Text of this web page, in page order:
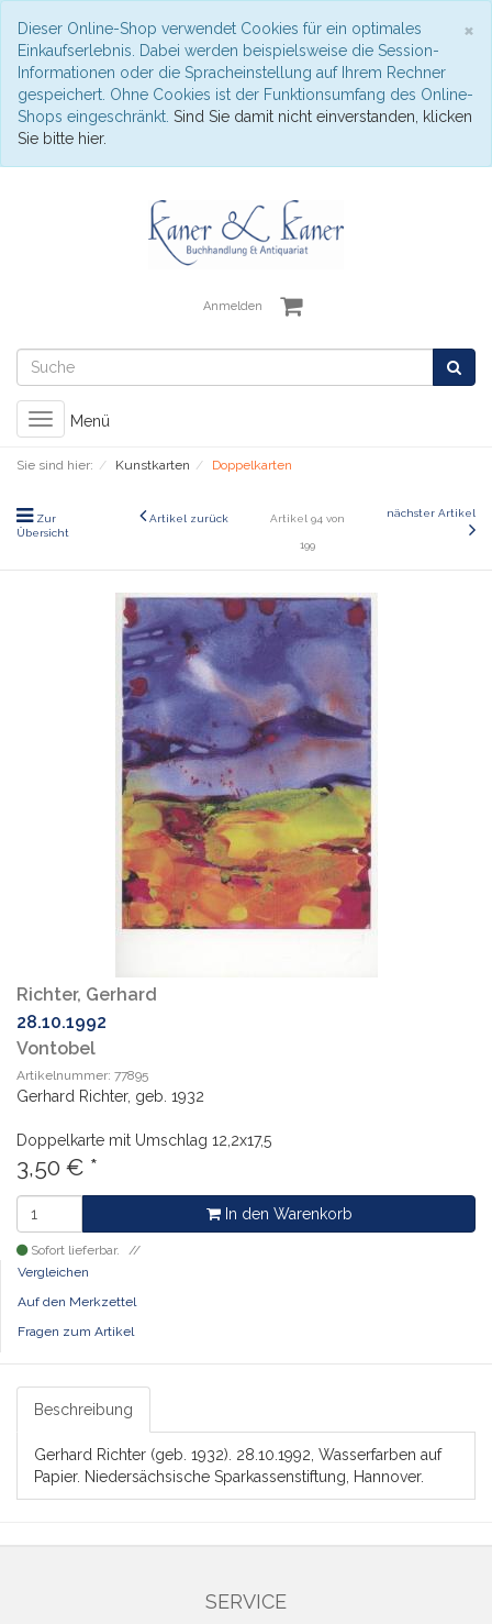
×
Dieser Online-Shop verwendet Cookies für ein optimales
Einkaufserlebnis. Dabei werden beispielsweise die Session-
Informationen oder die Spracheinstellung auf Ihrem Rechner
gespeichert. Ohne Cookies ist der Funktionsumfang des Online-
Shops eingeschränkt. Sind Sie damit nicht einverstanden, klicken
Sie bitte hier.
Anmelden
Toggle
navigation
Menü
Sie sind hier: Kunstkarten Doppelkarten
Zur
Übersicht
Artikel zurück Artikel 94 von
199
nächster Artikel
Richter, Gerhard
28.10.1992
Vontobel
Artikelnummer: 77895
Gerhard Richter, geb. 1932
Doppelkarte mit Umschlag 12,2x17,5
3,50 € *
In den Warenkorb
Sofort lieferbar.
Vergleichen
Auf den Merkzettel
Fragen zum Artikel
Beschreibung
Gerhard Richter (geb. 1932). 28.10.1992, Wasserfarben auf
Papier. Niedersächsische Sparkassenstiftung, Hannover.
SERVICE